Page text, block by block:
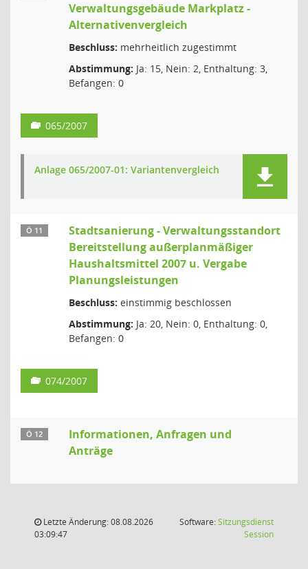
Verwaltungsgebäude Markplatz -
Alternativenvergleich
Beschluss: mehrheitlich zugestimmt
Abstimmung: Ja: 15, Nein: 2, Enthaltung: 3,
Befangen: 0
065/2007
Anlage 065/2007-01: Variantenvergleich
Ö 11
Stadtsanierung - Verwaltungsstandort
Bereitstellung außerplanmäßiger
Haushaltsmittel 2007 u. Vergabe
Planungsleistungen
Beschluss: einstimmig beschlossen
Abstimmung: Ja: 20, Nein: 0, Enthaltung: 0,
Befangen: 0
074/2007
Ö 12
Informationen, Anfragen und
Anträge
Letzte Änderung: 08.08.2026
03:09:47
Software:Sitzungsdienst
Session(Wird in